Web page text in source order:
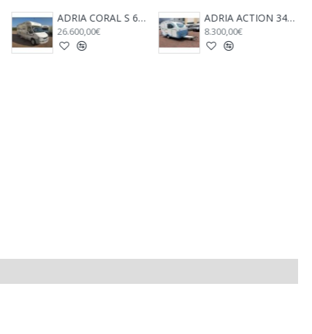
ADRIA CORAL S 680 SP - 2005
26.600,00€
ADRIA ACTION 341 PH - Anno 2008
8.300,00€